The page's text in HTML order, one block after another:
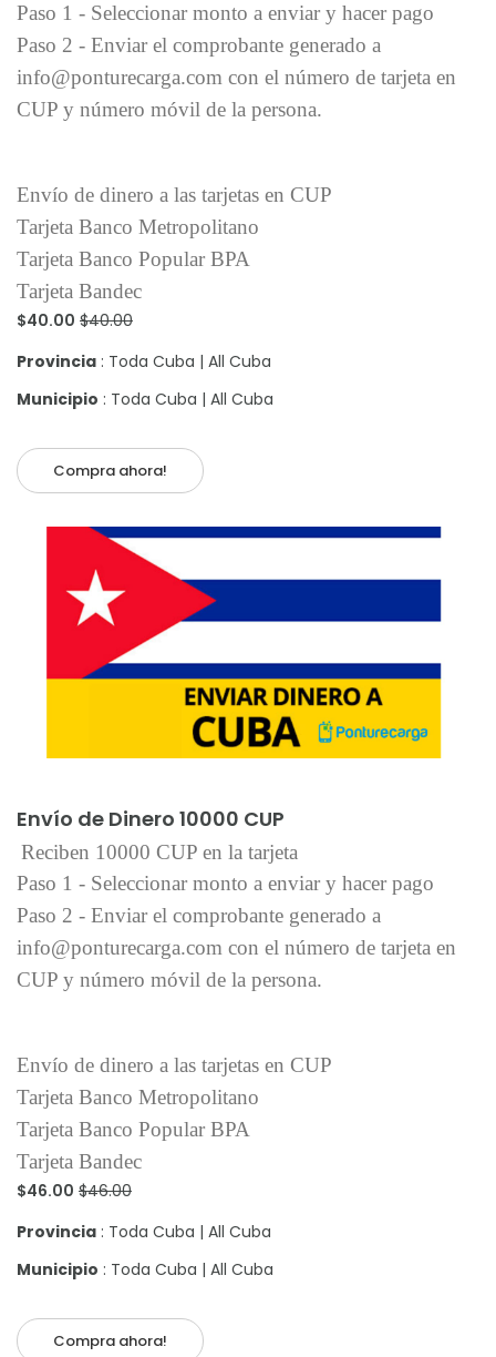
Paso 1 - Seleccionar monto a enviar y hacer pago
Paso 2 - Enviar el comprobante generado a
info@ponturecarga.com con el número de tarjeta en
CUP y número móvil de la persona.
Envío de dinero a las tarjetas en CUP
Tarjeta Banco Metropolitano
Tarjeta Banco Popular BPA
Tarjeta Bandec
$40.00 $40.00
Provincia : Toda Cuba | All Cuba
Municipio : Toda Cuba | All Cuba
Compra ahora!
Envío de Dinero 10000 CUP
Reciben 10000 CUP en la tarjeta
Paso 1 - Seleccionar monto a enviar y hacer pago
Paso 2 - Enviar el comprobante generado a
info@ponturecarga.com con el número de tarjeta en
CUP y número móvil de la persona.
Envío de dinero a las tarjetas en CUP
Tarjeta Banco Metropolitano
Tarjeta Banco Popular BPA
Tarjeta Bandec
$46.00 $46.00
Provincia : Toda Cuba | All Cuba
Municipio : Toda Cuba | All Cuba
Compra ahora!